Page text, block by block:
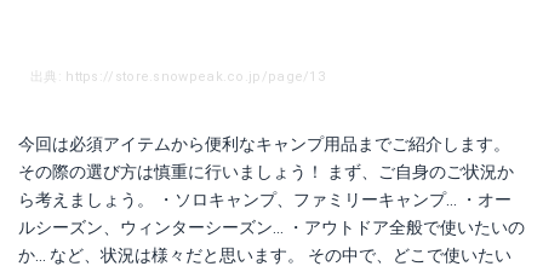
出典: https://store.snowpeak.co.jp/page/13
今回は必須アイテムから便利なキャンプ用品までご紹介します。
その際の選び方は慎重に行いましょう！ まず、ご自身のご状況か
ら考えましょう。 ・ソロキャンプ、ファミリーキャンプ... ・オー
ルシーズン、ウィンターシーズン... ・アウトドア全般で使いたいの
か... など、状況は様々だと思います。 その中で、どこで使いたい